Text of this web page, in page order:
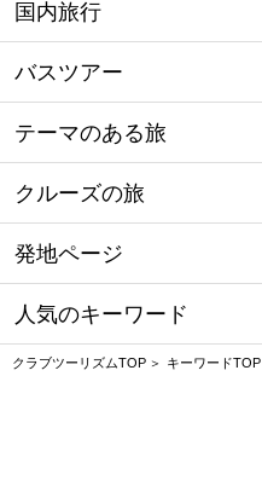
国内旅行
バスツアー
テーマのある旅
クルーズの旅
発地ページ
人気のキーワード
クラブツーリズムTOP キーワードTOP